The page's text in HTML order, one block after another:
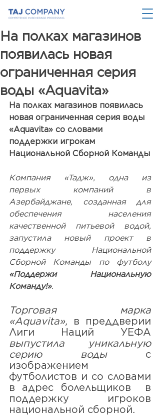
На полках магазинов
появилась новая
ограниченная серия
воды «Aquavita»
На полках магазинов появилась
новая ограниченная серия воды
«Aquavita» со словами
поддержки игрокам
Национальной Cборной Команды
Компания «Тадж», одна из
первых компаний в
Азербайджане, созданная для
обеспечения населения
качественной питьевой водой,
запустила новый проект в
поддержку Национальной
Сборной Команды по футболу
«Поддержи Национальную
Команду!».
Торговая  марка
«Aquavita», в преддверии
выпустила уникальную
серию воды с
изображением
футболистов и со словами
в адрес болельщиков  в
поддержку игроков
национальной сборной.